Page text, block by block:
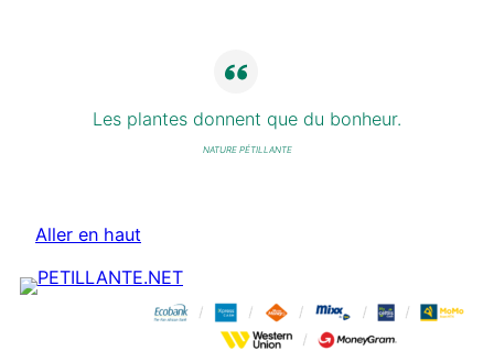
Les plantes donnent que du bonheur.
NATURE PÉTILLANTE
Aller en haut